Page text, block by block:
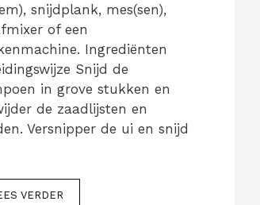
snijdplank, mes(sen),
of een
Ingrediënten
Snijd de
in grove stukken en
de zaadlijsten en
Versnipper de ui en snijd
VERDER